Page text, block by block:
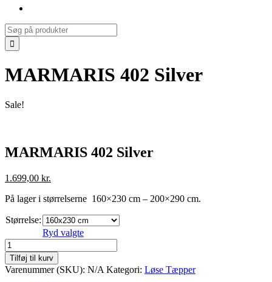
Search
for:
MARMARIS 402 Silver
Sale!
MARMARIS 402 Silver
1.699,00 kr.
På lager i størrelserne 160×230 cm – 200×290 cm.
Størrelse:
Ryd valgte
MARMARIS
402
Silver
antal
Tilføj til kurv
Varenummer (SKU): N/A Kategori: Løse Tæpper